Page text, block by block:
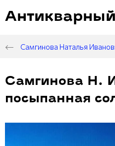
Самгинова Наталья
Самгинова Н.
посыпанная